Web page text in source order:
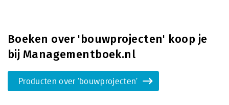
Boeken over 'bouwprojecten' koop je
bij Managementboek.nl
Producten over 'bouwprojecten'